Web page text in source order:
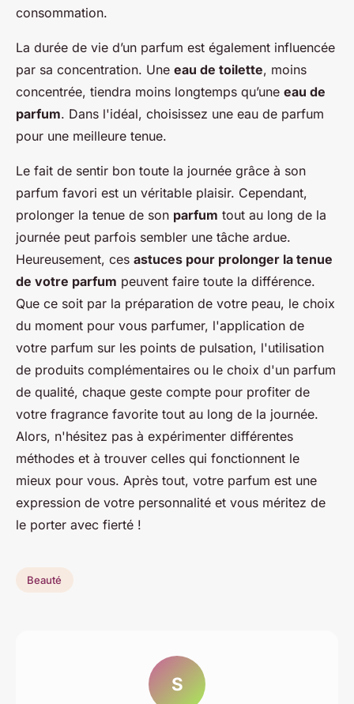
consommation.
La durée de vie d’un parfum est également influencée
par sa concentration. Une eau de toilette, moins
concentrée, tiendra moins longtemps qu’une eau de
parfum. Dans l'idéal, choisissez une eau de parfum
pour une meilleure tenue.
Le fait de sentir bon toute la journée grâce à son
parfum favori est un véritable plaisir. Cependant,
prolonger la tenue de son parfum tout au long de la
journée peut parfois sembler une tâche ardue.
Heureusement, ces astuces pour prolonger la tenue
de votre parfum peuvent faire toute la différence.
Que ce soit par la préparation de votre peau, le choix
du moment pour vous parfumer, l'application de
votre parfum sur les points de pulsation, l'utilisation
de produits complémentaires ou le choix d'un parfum
de qualité, chaque geste compte pour profiter de
votre fragrance favorite tout au long de la journée.
Alors, n'hésitez pas à expérimenter différentes
méthodes et à trouver celles qui fonctionnent le
mieux pour vous. Après tout, votre parfum est une
expression de votre personnalité et vous méritez de
le porter avec fierté !
Beauté
S